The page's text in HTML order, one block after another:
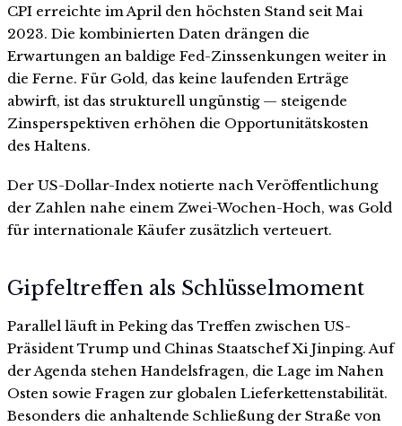
CPI erreichte im April den höchsten Stand seit Mai
2023. Die kombinierten Daten drängen die
Erwartungen an baldige Fed-Zinssenkungen weiter in
die Ferne. Für Gold, das keine laufenden Erträge
abwirft, ist das strukturell ungünstig — steigende
Zinsperspektiven erhöhen die Opportunitätskosten
des Haltens.
Der US-Dollar-Index notierte nach Veröffentlichung
der Zahlen nahe einem Zwei-Wochen-Hoch, was Gold
für internationale Käufer zusätzlich verteuert.
Gipfeltreffen als Schlüsselmoment
Parallel läuft in Peking das Treffen zwischen US-
Präsident Trump und Chinas Staatschef Xi Jinping. Auf
der Agenda stehen Handelsfragen, die Lage im Nahen
Osten sowie Fragen zur globalen Lieferkettenstabilität.
Besonders die anhaltende Schließung der Straße von